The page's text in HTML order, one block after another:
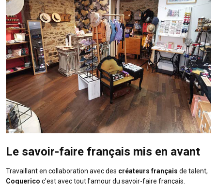
Le savoir-faire français mis en avant
Travaillant en collaboration avec des créateurs français de talent,
Coquerico c'est avec tout l'amour du savoir-faire français.